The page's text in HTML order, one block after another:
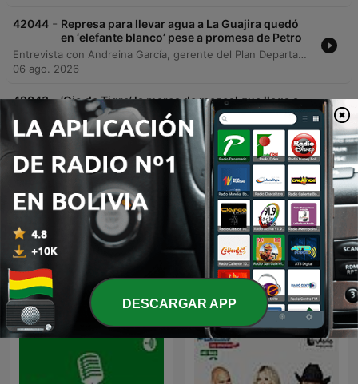
42044 - Represa para llevar agua a La Guajira quedó
en ‘elefante blanco’ pese a promesa de Petro
Entrevista con Andreina García, gerente del Plan Departamental de Agua de La Guajira, sobre el estado crítico de la infraestructura hídrica en el departamento. La conversación aborda la problemática de la represa del río Ranchería, descrita como un proyecto inconcluso que ha sido señalado por la Contraloría como un elefante blanco debido a la falta de su segunda etapa para acueductos regionales. La gerente denuncia la realización de actos mediáticos de inauguración por parte de la Agencia de Desarrollo Rural (ADR) sobre obras que no están terminadas ni cuentan con inversión del gobierno nacional actual. Asimismo, se detallan los esfuerzos del gobierno departamental mediante el uso de regalías para ejecutar plantas desalinizadoras y proyectos de acueductos en corregimientos, buscando cumplir con las sentencias de la Corte Constitucional.
06 ago. 2026
42043 - ‘Ojo de Tigre’ la marca de mezcal que llega a
Colombia liderada por el actor, Luis Gerardo
Méndez
El actor y empresario Luis Gerardo Méndez comparte la historia detrás de Ojo de Tigre, su marca de mezcal cofundada hace siete años. La conversación explora el origen del proyecto, nacido tras una propuesta de un empresario estadounidense que buscaba utilizar la imagen del actor para un producto sin autenticidad mexicana. El episodio detalla la visión de la marca como una puerta de entrada al mundo del mezcal, destacando su suavidad y accesibilidad tanto para conocedores como para principiantes. Además, se profundiza en las diferencias técnicas entre el tequila y el mezcal, explicando la diversidad de agaves utilizados en este último. El invitado también presenta el lanzamiento del nuevo mezcal reposado y ofrece recomendaciones sobre cómo degustar la bebida, sugiriendo evitar los shots y optar por pequeños sorbos acompañados de naranja o en coctelería refrescante como el mezcal mule.
06 ago. 2026
Mostrar más episodios
Más podcasts de Noticias
Ver todo
DESCARGAR APP